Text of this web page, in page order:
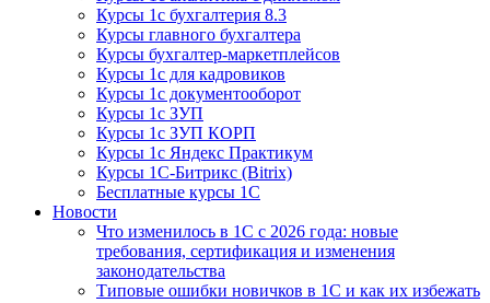
Курсы 1с бухгалтерия 8.3
Курсы главного бухгалтера
Курсы бухгалтер-маркетплейсов
Курсы 1с для кадровиков
Курсы 1с документооборот
Курсы 1с ЗУП
Курсы 1с ЗУП КОРП
Курсы 1с Яндекс Практикум
Курсы 1С-Битрикс (Bitrix)
Бесплатные курсы 1С
Новости
Что изменилось в 1С с 2026 года: новые
требования, сертификация и изменения
законодательства
Типовые ошибки новичков в 1С и как их избежать